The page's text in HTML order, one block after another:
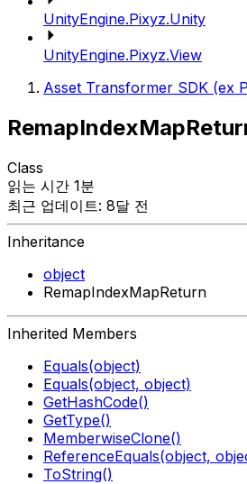
UnityEngine.Pixyz.Unity
UnityEngine.Pixyz.View
Asset Transformer SDK (ex
Class
읽는 시간 1분
최근 업데이트: 8달 전
Inheritance
object
RemapIndexMapReturn
Inherited Members
Equals(object)
Equals(object, object)
GetHashCode()
GetType()
MemberwiseClone()
ReferenceEquals(object,
ToString()